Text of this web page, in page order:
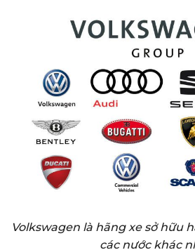
Volkswagen là hãng xe sở hữu
các nước khác